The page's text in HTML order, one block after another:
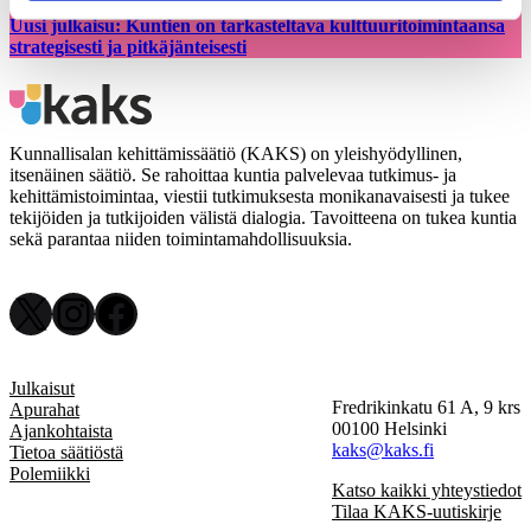
Uusi julkaisu: Kuntien on tarkasteltava kulttuuritoimintaansa
strategisesti ja pitkäjänteisesti
Kunnallisalan kehittämissäätiö (KAKS) on yleishyödyllinen,
itsenäinen säätiö. Se rahoittaa kuntia palvelevaa tutkimus- ja
kehittämistoimintaa, viestii tutkimuksesta monikanavaisesti ja tukee
tekijöiden ja tutkijoiden välistä dialogia. Tavoitteena on tukea kuntia
sekä parantaa niiden toimintamahdollisuuksia.
X Instagram Facebook
Julkaisut
Apurahat
Ajankohtaista
Tietoa säätiöstä
Polemiikki
Fredrikinkatu 61 A, 9 krs
00100 Helsinki
kaks@kaks.fi
Katso kaikki yhteystiedot
Tilaa KAKS-uutiskirje